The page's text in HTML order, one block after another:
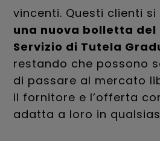
vincenti. Questi clienti
una nuova bolletta
Servizio di Tutela
restando che possono
di passare al mercato
il fornitore e l’offerta
adatta a loro in